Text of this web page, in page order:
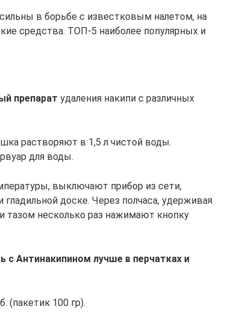
в борьбе с известковым налетом, на
средства. ТОП-5 наиболее популярных и
препарат удаления накипи с различных
растворяют в 1,5 л чистой воды.
для воды.
выключают прибор из сети,
доске. Через полчаса, удерживая
тазом несколько раз нажимают кнопку
с Антинакипином лучше в перчатках и
(пакетик 100 гр).